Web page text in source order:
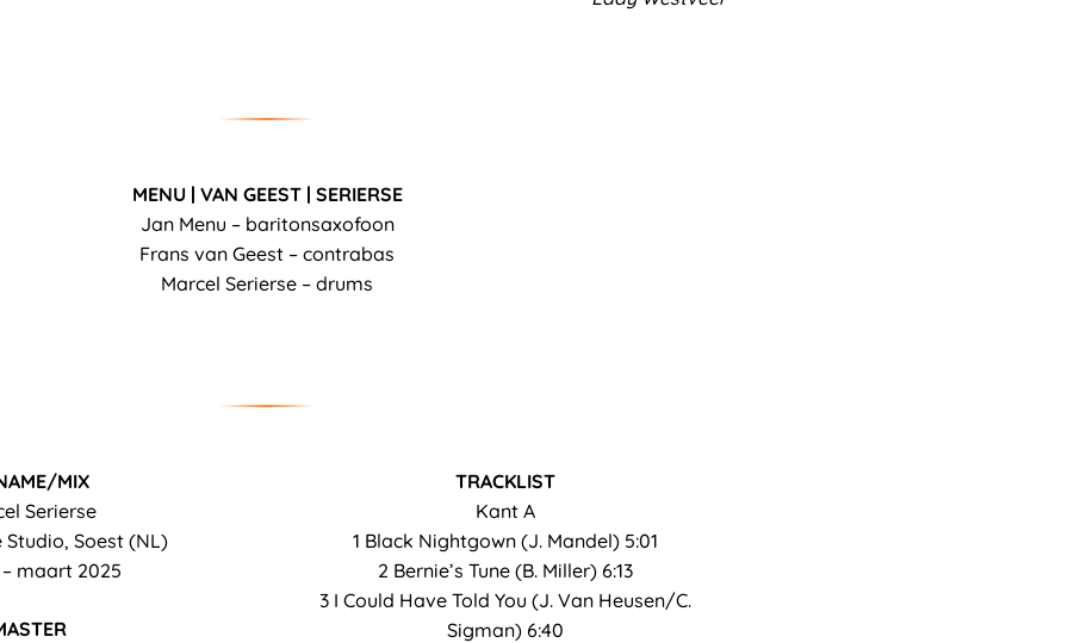
MENU | VAN GEEST | SERIERSE
Jan Menu – baritonsaxofoon
Frans van Geest – contrabas
Marcel Serierse – drums
MIX
Serierse
Studio, Soest (NL)
maart 2025
TRACKLIST
Kant A
1 Black Nightgown (J. Mandel) 5:01
2 Bernie’s Tune (B. Miller) 6:13
3 I Could Have Told You (J. Van Heusen/C.
Sigman) 6:40